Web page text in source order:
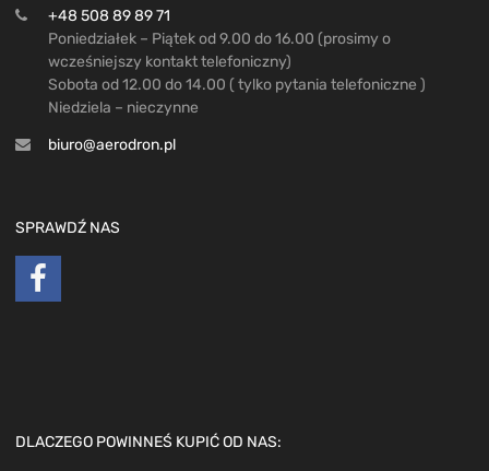
+48 508 89 89 71
Poniedziałek – Piątek od 9.00 do 16.00 (prosimy o
wcześniejszy kontakt telefoniczny)
Sobota od 12.00 do 14.00 ( tylko pytania telefoniczne )
Niedziela – nieczynne
biuro@aerodron.pl
SPRAWDŹ NAS
DLACZEGO POWINNEŚ KUPIĆ OD NAS: